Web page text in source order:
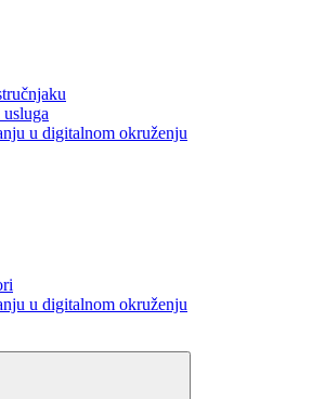
u digitalnom okruženju
u digitalnom okruženju